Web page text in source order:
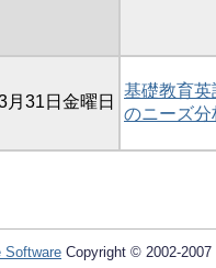
月31日金曜日
基礎教育
のニーズ分
Software Copyright © 2002-2007